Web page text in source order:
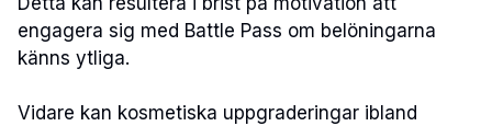
engagera sig med Battle Pass om belöningarna
känns ytliga.
Vidare kan kosmetiska uppgraderingar ibland